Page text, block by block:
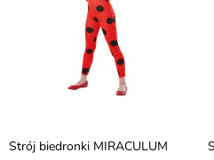
Strój biedronki MIRACULUM